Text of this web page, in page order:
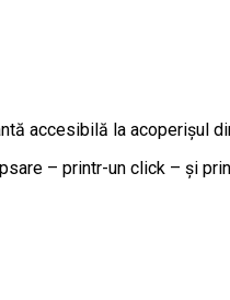
accesibilă la acoperişul
– printr-un click – și